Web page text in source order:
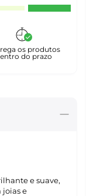
os produtos
do prazo
e suave,
joias e